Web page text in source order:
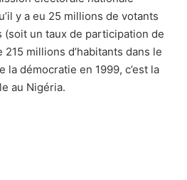
y a eu 25 millions de votants
(soit un taux de participation de
millions d’habitants dans le
la démocratie en 1999, c’est la
au Nigéria.